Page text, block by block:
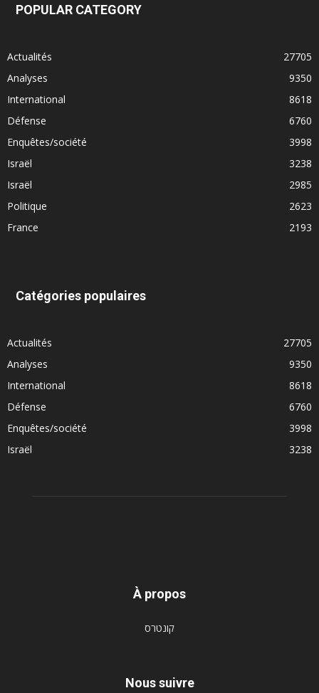
POPULAR CATEGORY
Actualités
27705
Analyses
9350
International
8618
Défense
6760
Enquêtes/société
3998
Israël
3238
Israël
2985
Politique
2623
France
2193
Catégories populaires
Actualités
27705
Analyses
9350
International
8618
Défense
6760
Enquêtes/société
3998
Israël
3238
À propos
קונטרס
Nous suivre